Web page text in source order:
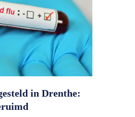
in Drenthe: